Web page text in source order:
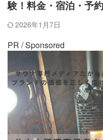
験！料金・宿泊・予
2026年1月7日
PR / Sponsored